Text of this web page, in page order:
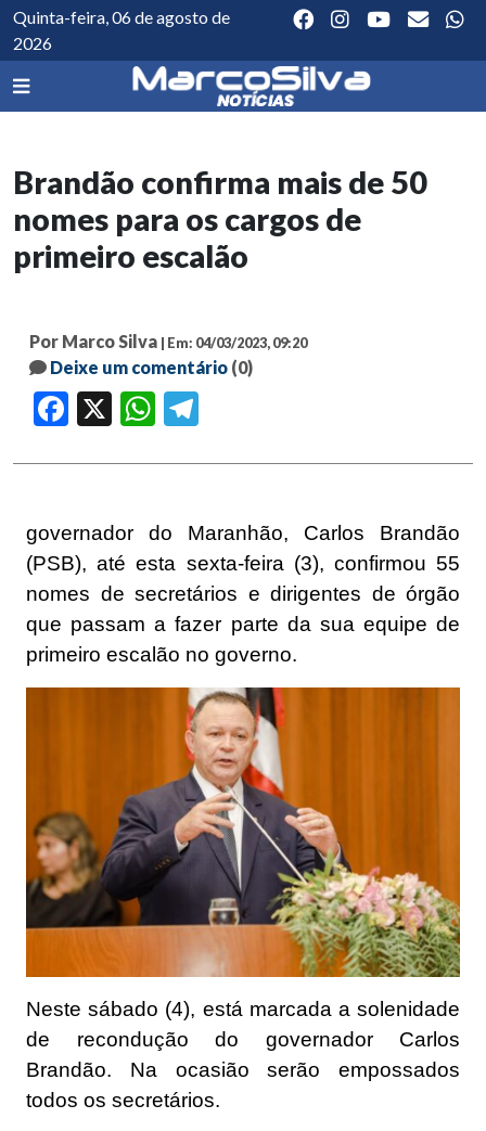
Quinta-feira, 06 de agosto de
2026
Brandão confirma mais de 50
nomes para os cargos de
primeiro escalão
Por Marco Silva | Em: 04/03/2023, 09:20
Deixe um comentário (0)
Facebook WhatsApp
governador do Maranhão, Carlos Brandão
(PSB), até esta sexta-feira (3), confirmou 55
nomes de secretários e dirigentes de órgão
que passam a fazer parte da sua equipe de
primeiro escalão no governo.
Neste sábado (4), está marcada a solenidade
de recondução do governador Carlos
Brandão. Na ocasião serão empossados
todos os secretários.